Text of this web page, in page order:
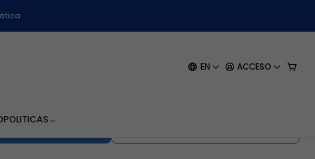
EN ACCESO
POLITICAS
Ambiental vainilla - WK-
AL CARRO